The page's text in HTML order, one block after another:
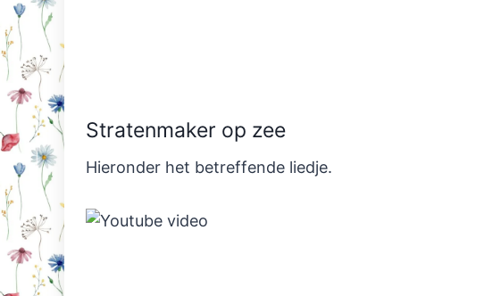
Stratenmaker op zee
Hieronder het betreffende liedje.